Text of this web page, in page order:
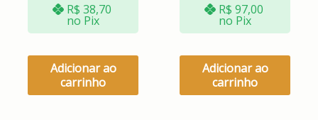
R$ 38,70
no Pix
Adicionar ao
carrinho
R$ 97,00
no Pix
Adicionar ao
carrinho